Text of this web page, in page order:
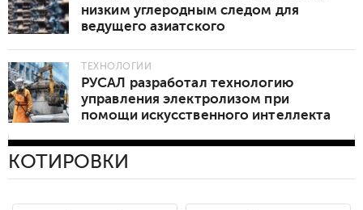
низким углеродным следом для
ведущего азиатского
ТЕХНОЛОГИИ
РУСАЛ разработал технологию
управления электролизом при
помощи искусственного интеллекта
КОТИРОВКИ